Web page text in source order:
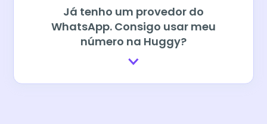
Já tenho um provedor do
WhatsApp. Consigo usar meu
número na Huggy?